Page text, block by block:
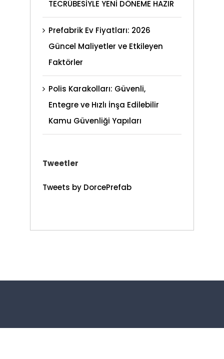
TECRÜBESİYLE YENİ DÖNEME HAZIR
Prefabrik Ev Fiyatları: 2026
Güncel Maliyetler ve Etkileyen
Faktörler
Polis Karakolları: Güvenli,
Entegre ve Hızlı İnşa Edilebilir
Kamu Güvenliği Yapıları
Tweetler
Tweets by DorcePrefab